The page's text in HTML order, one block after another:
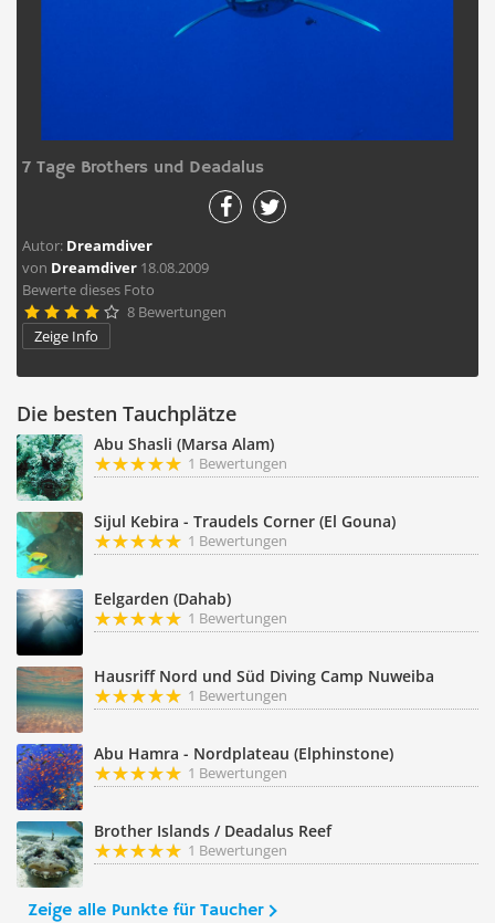
7 Tage Brothers und Deadalus
Autor: Dreamdiver
von Dreamdiver 18.08.2009
Bewerte dieses Foto
     8 Bewertungen
Zeige Info
Die besten Tauchplätze
Abu Shasli (Marsa Alam)
1 Bewertungen
Sijul Kebira - Traudels Corner (El Gouna)
1 Bewertungen
Eelgarden (Dahab)
1 Bewertungen
Hausriff Nord und Süd Diving Camp Nuweiba
1 Bewertungen
Abu Hamra - Nordplateau (Elphinstone)
1 Bewertungen
Brother Islands / Deadalus Reef
1 Bewertungen
Zeige alle Punkte für Taucher